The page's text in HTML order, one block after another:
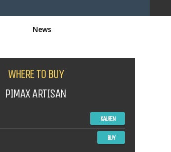
News
WHERE TO BUY
PIMAX ARTISAN
KAUFEN
BUY